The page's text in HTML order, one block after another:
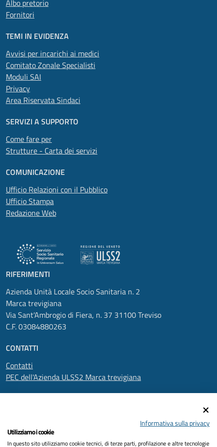
Albo pretorio
Fornitori
TEMI IN EVIDENZA
Avvisi per incarichi ai medici
Comitato Zonale Specialisti
Moduli SAI
Privacy
Area Riservata Sindaci
SERVIZI A SUPPORTO
Come fare per
Strutture - Carta dei servizi
COMUNICAZIONE
Ufficio Relazioni con il Pubblico
Ufficio Stampa
Redazione Web
RIFERIMENTI
Azienda Unità Locale Socio Sanitaria n. 2
Marca trevigiana
Via Sant'Ambrogio di Fiera, n. 37 31100 Treviso
C.F. 03084880263
CONTATTI
Contatti
PEC dell'Azienda ULSS2 Marca trevigiana
Informativa sulla privacy
Utilizziamo i cookie
In questo sito utilizziamo cookie tecnici, di terze parti, profilazione e altre tecnologie